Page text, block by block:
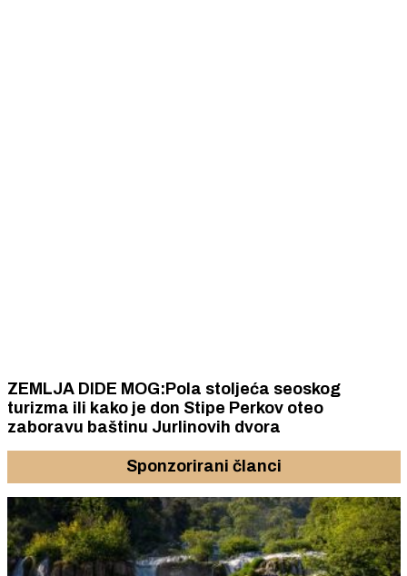
ZEMLJA DIDE MOG:Pola stoljeća seoskog
turizma ili kako je don Stipe Perkov oteo
zaboravu baštinu Jurlinovih dvora
Sponzorirani članci